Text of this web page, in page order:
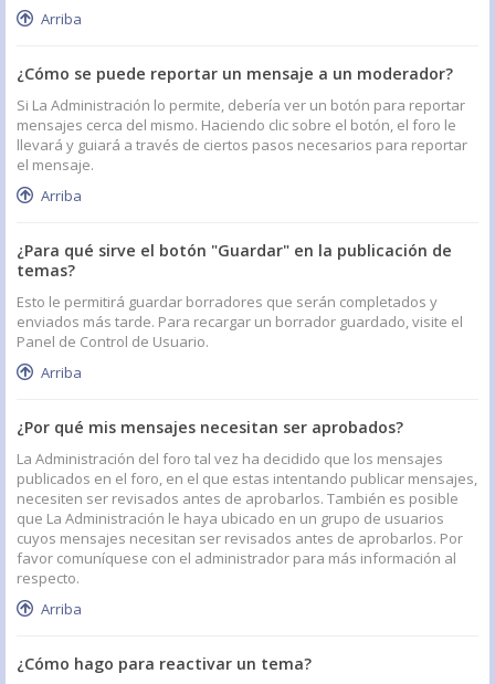
Arriba
¿Cómo se puede reportar un mensaje a un moderador?
Si La Administración lo permite, debería ver un botón para reportar
mensajes cerca del mismo. Haciendo clic sobre el botón, el foro le
llevará y guiará a través de ciertos pasos necesarios para reportar
el mensaje.
Arriba
¿Para qué sirve el botón "Guardar" en la publicación de
temas?
Esto le permitirá guardar borradores que serán completados y
enviados más tarde. Para recargar un borrador guardado, visite el
Panel de Control de Usuario.
Arriba
¿Por qué mis mensajes necesitan ser aprobados?
La Administración del foro tal vez ha decidido que los mensajes
publicados en el foro, en el que estas intentando publicar mensajes,
necesiten ser revisados antes de aprobarlos. También es posible
que La Administración le haya ubicado en un grupo de usuarios
cuyos mensajes necesitan ser revisados antes de aprobarlos. Por
favor comuníquese con el administrador para más información al
respecto.
Arriba
¿Cómo hago para reactivar un tema?